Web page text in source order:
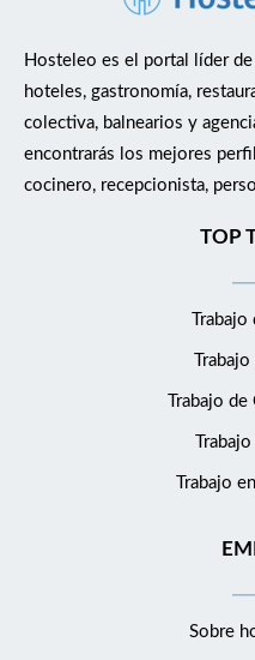
Hosteleo es el portal líder
hoteles, gastronomía,
colectiva, balnearios y
encontrarás los mejores
cocinero, recepcionista,
TOP
Trabajo
Trabajo
Sobre